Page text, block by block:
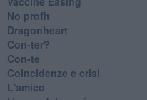
No profit
Dragonheart
Con-ter?
​Con-te
Coincidenze e crisi
L'amico